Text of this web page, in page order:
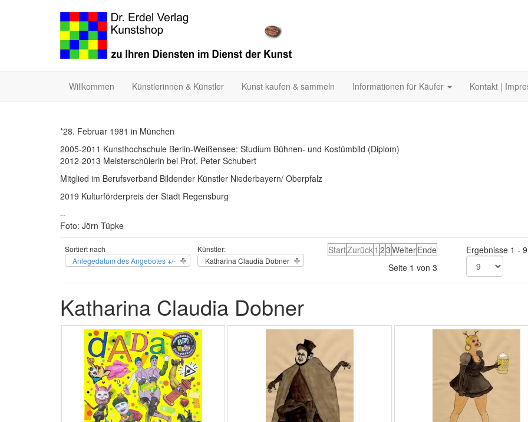
Willkommen Künstlerinnen & Künstler Kunst kaufen & sammeln Informationen für Käufer Kontakt |
*28. Februar 1981 in München
2005-2011 Kunsthochschule Berlin-Weißensee: Studium Bühnen- und Kostümbild (Diplom)
2012-2013 Meisterschülerin bei Prof. Peter Schubert
Mitglied im Berufsverband Bildender Künstler Niederbayern/ Oberpfalz
2019 Kulturförderpreis der Stadt Regensburg
--
Foto: Jörn Tüpke
Sortiert nach
Anlegedatum des Angebotes +/-
Künstler:
Katharina Claudia Dobner
StartZurück1 23WeiterEnde
Seite 1 von 3
Ergebnisse 1 -
Katharina Claudia Dobner